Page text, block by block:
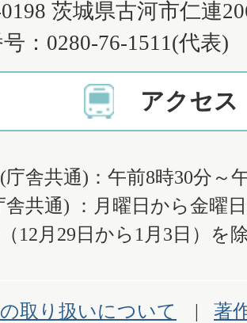
茨城県古河市仁連
：0280-76-1511(代表)
アクセス
庁舎共通)：午前8時30分～
舎共通) ：月曜日から金曜
12月29日から1月3日）を
取り扱いについて
著